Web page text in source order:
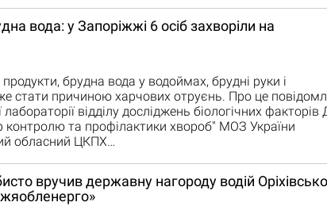
вода: у Запоріжжі 6 осіб захворіли на
продукти, брудна вода у водоймах, брудні руки і
стати причиною харчових отруєнь. Про це
лабораторії відділу досліджень біологічних факторів
контролю та профілактики хвороб" МОЗ України
обласний ЦКПХ…
вручив державну нагороду водій